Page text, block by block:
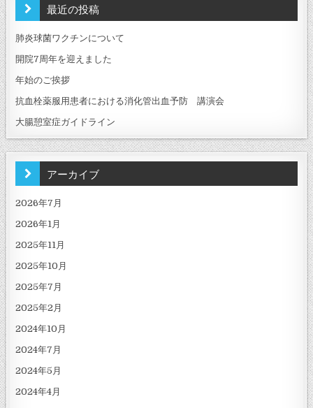
最近の投稿
肺炎球菌ワクチンについて
開院7周年を迎えました
年始のご挨拶
抗血栓薬服用患者における消化管出血予防 講演会
大腸憩室症ガイドライン
アーカイブ
2026年7月
2026年1月
2025年11月
2025年10月
2025年7月
2025年2月
2024年10月
2024年7月
2024年5月
2024年4月